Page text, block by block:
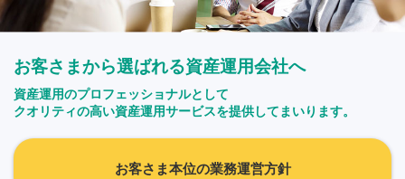
お客さまから選ばれる資産運用会社へ
資産運用のプロフェッショナルとして
クオリティの高い資産運用サービスを提供してまいります。
お客さま本位の業務運営方針